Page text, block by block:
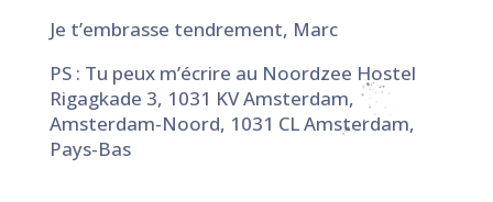
Je t’embrasse tendrement, Marc
PS : Tu peux m’écrire au Noordzee Hostel
Rigagkade 3, 1031 KV Amsterdam,
Amsterdam-Noord, 1031 CL Amsterdam,
Pays-Bas